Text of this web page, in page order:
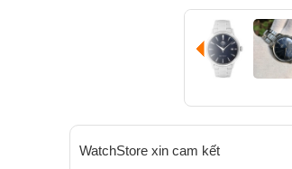
WatchStore xin cam kết